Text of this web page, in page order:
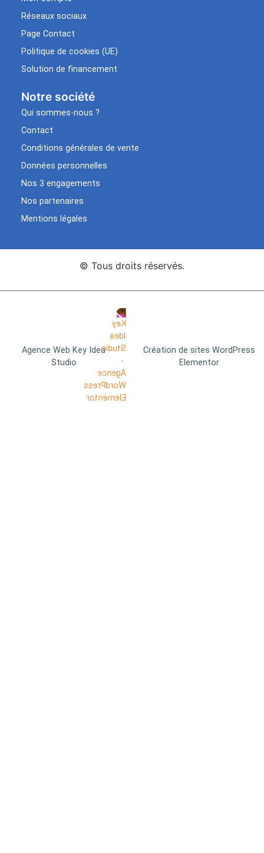
Réseaux sociaux
Page Contact
Politique de cookies (UE)
Solution de financement
Notre société
Qui sommes-nous ?
Contact
Conditions générales de vente
Données personnelles
Nos 3 engagements
Nos partenaires
Mentions légales
© Tous droits réservés.
Agence Web Key Idea
Studio
Création de sites WordPress
Elementor